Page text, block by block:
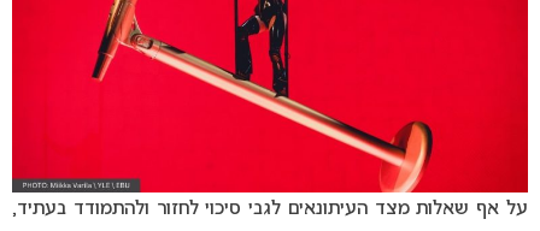
על אף שאלות מצד העיתונאים לגבי סיכוי לחזור ולהתמודד בעתיד,